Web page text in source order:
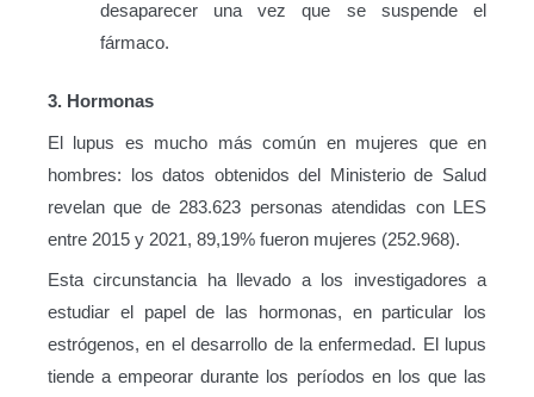
desaparecer una vez que se suspende el
fármaco.
3. Hormonas
El lupus es mucho más común en mujeres que en
hombres: los datos obtenidos del Ministerio de Salud
revelan que de 283.623 personas atendidas con LES
entre 2015 y 2021, 89,19% fueron mujeres (252.968).
Esta circunstancia ha llevado a los investigadores a
estudiar el papel de las hormonas, en particular los
estrógenos, en el desarrollo de la enfermedad. El lupus
tiende a empeorar durante los períodos en los que las